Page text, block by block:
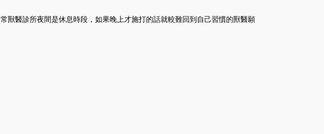
獸醫診所夜間是休息時段，如果晚上才施打的話就較難回到自己習慣的獸醫願